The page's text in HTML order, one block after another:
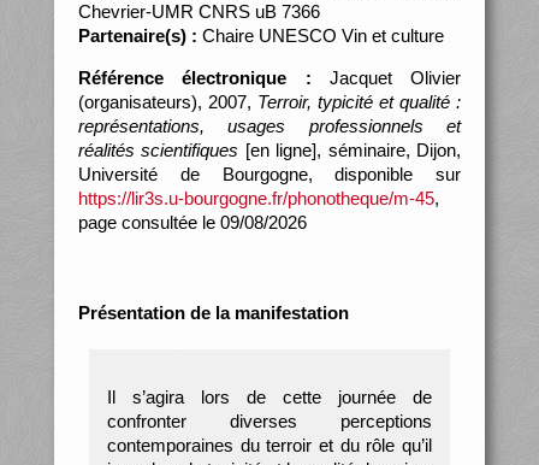
Chevrier-UMR CNRS uB 7366
Partenaire(s) : Chaire UNESCO Vin et culture
Référence électronique : Jacquet Olivier
(organisateurs), 2007, Terroir, typicité et qualité :
représentations, usages professionnels et
réalités scientifiques [en ligne], séminaire, Dijon,
Université de Bourgogne, disponible sur
https://lir3s.u-bourgogne.fr/phonotheque/m-45,
page consultée le 09/08/2026
Présentation de la manifestation
Il s’agira lors de cette journée de
confronter diverses perceptions
contemporaines du terroir et du rôle qu’il